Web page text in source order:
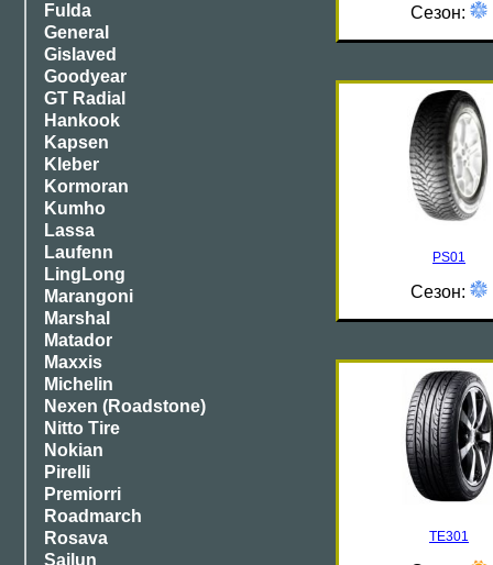
Fulda
General
Gislaved
Goodyear
GT Radial
Hankook
Kapsen
Kleber
Kormoran
Kumho
Lassa
Laufenn
LingLong
Marangoni
Marshal
Matador
Maxxis
Michelin
Nexen (Roadstone)
Nitto Tire
Nokian
Pirelli
Premiorri
Roadmarch
Rosava
Sailun
Сезон:
PS01
Сезон:
TE301